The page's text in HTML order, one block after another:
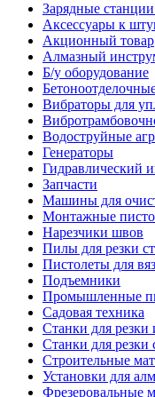
Зарядные
Аксессуары к
Акционный товар
Алмазный
Б/у оборудование
Вибраторы для
Водоструйные
Генераторы
Гидравлический
Запчасти
Машины для
Монтажные
Нарезчики швов
Пилы для резки
Пистолеты для
Подъемники
Промышленные
Садовая техника
Станки для
Станки для резки
Строительные
Установки для
Фрезеровальные